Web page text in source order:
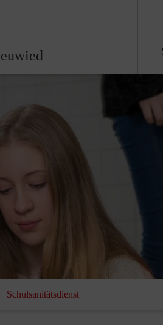
Schulsanitätsdienst